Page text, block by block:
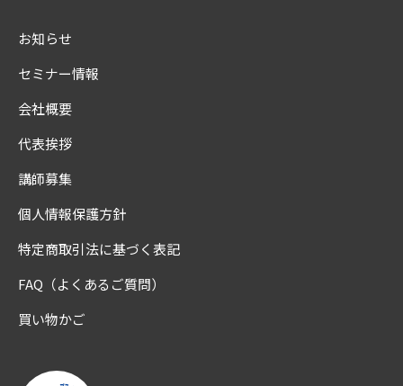
お知らせ
セミナー情報
会社概要
代表挨拶
講師募集
個人情報保護方針
特定商取引法に基づく表記
FAQ（よくあるご質問）
買い物かご